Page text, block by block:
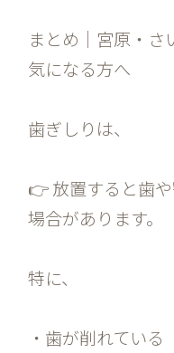
まとめ｜宮原・さ
気になる方へ
歯ぎしりは、
👉 放置すると歯
場合があります。
特に、
・歯が削れている